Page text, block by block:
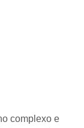
complexo e